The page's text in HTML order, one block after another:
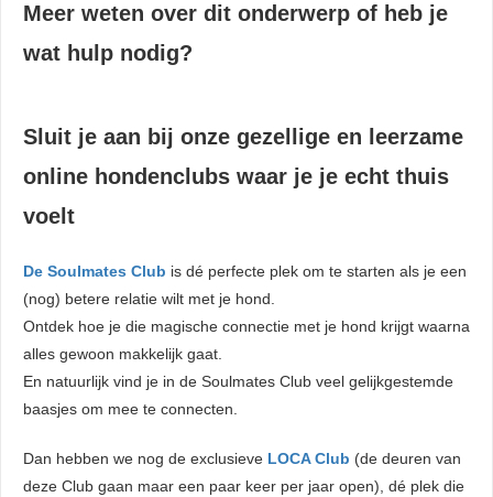
Meer weten over dit onderwerp of heb je
wat hulp nodig?
Sluit je aan bij onze gezellige en leerzame
online hondenclubs waar je je echt thuis
voelt
De Soulmates Club is dé perfecte plek om te starten als je een
(nog) betere relatie wilt met je hond.
Ontdek hoe je die magische connectie met je hond krijgt waarna
alles gewoon makkelijk gaat.
En natuurlijk vind je in de Soulmates Club veel gelijkgestemde
baasjes om mee te connecten.
Dan hebben we nog de exclusieve LOCA Club (de deuren van
deze Club gaan maar een paar keer per jaar open), dé plek die